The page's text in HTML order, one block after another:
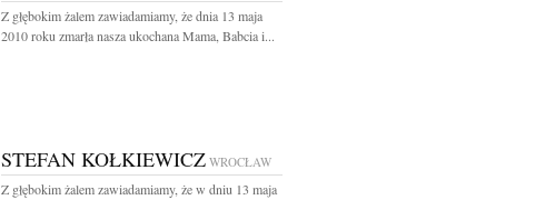
Z głębokim żalem zawiadamiamy, że dnia 13 maja
2010 roku zmarła nasza ukochana Mama, Babcia i...
STEFAN KOŁKIEWICZ WROCŁAW
Z głębokim żalem zawiadamiamy, że w dniu 13 maja